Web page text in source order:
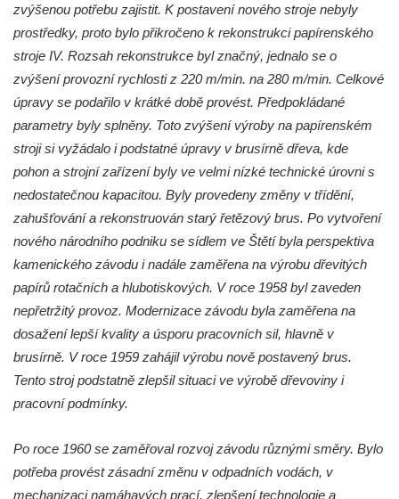
Budova bývalé restaurace Pod lesem čp.
2119 v Tylově ulici v Litvínově
Rieckenova vila u textilní továrny v Šumné-
Litvínově
Textilní továrna v Šumné-Litvínově
Úpravna vody Bílý potok – Meziboří
Barokní sýpka (bývalá tvrz) v Lišnici
Bývalý statek čp. 14 v centru Polerad
Fara u kostela Navštívení Panny Marie v
Lobendavě
Ambity křížové cesty u kostela svatého Jiří
ve Chřibské
Bývalé děkanství u kostela svatého Jiří v
zvýšenou potřebu zajistit. K postavení nového stroje nebyly
prostředky, proto bylo přikročeno k rekonstrukci papírenského
stroje IV. Rozsah rekonstrukce byl značný, jednalo se o
zvýšení provozní rychlosti z 220 m/min. na 280 m/min. Celkové
úpravy se podařilo v krátké době provést. Předpokládané
parametry byly splněny. Toto zvýšení výroby na papírenském
stroji si vyžádalo i podstatné úpravy v brusírně dřeva, kde
pohon a strojní zařízení byly ve velmi nízké technické úrovni s
nedostatečnou kapacitou. Byly provedeny změny v třídění,
zahušťování a rekonstruován starý řetězový brus. Po vytvoření
nového národního podniku se sídlem ve Štětí byla perspektiva
kamenického závodu i nadále zaměřena na výrobu dřevitých
papírů rotačních a hlubotiskových. V roce 1958 byl zaveden
nepřetržitý provoz. Modernizace závodu byla zaměřena na
dosažení lepší kvality a úsporu pracovních sil, hlavně v
brusírně. V roce 1959 zahájil výrobu nově postavený brus.
Tento stroj podstatně zlepšil situaci ve výrobě dřevoviny i
pracovní podmínky.
Po roce 1960 se zaměřoval rozvoj závodu různými směry. Bylo
potřeba provést zásadní změnu v odpadních vodách, v
mechanizaci namáhavých prací, zlepšení technologie a